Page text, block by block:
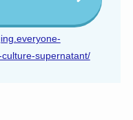
supernatant/